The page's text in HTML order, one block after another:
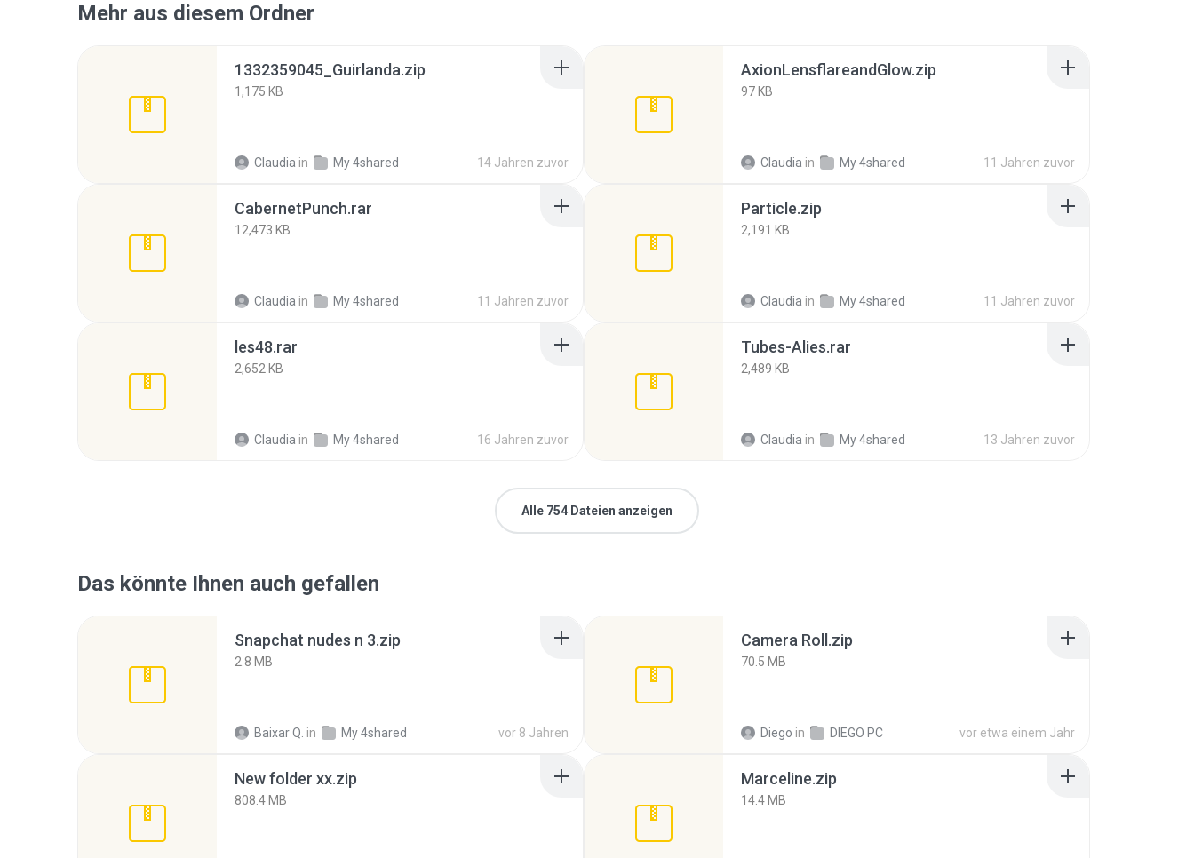
Mehr aus diesem Ordner
1332359045_Guirlanda.zip
1,175 KB
Claudia in My 4shared 14 Jahren zuvor
AxionLensflareandGlow.zip
97 KB
Claudia in My 4shared 11 Jahren zuvor
CabernetPunch.rar
12,473 KB
Claudia in My 4shared 11 Jahren zuvor
Particle.zip
2,191 KB
Claudia in My 4shared 11 Jahren zuvor
les48.rar
2,652 KB
Claudia in My 4shared 16 Jahren zuvor
Tubes-Alies.rar
2,489 KB
Claudia in My 4shared 13 Jahren zuvor
Alle 754 Dateien anzeigen
Das könnte Ihnen auch gefallen
Snapchat nudes n 3.zip
2.8 MB
Baixar Q. in My 4shared vor 8 Jahren
Camera Roll.zip
70.5 MB
Diego in DIEGO PC vor etwa einem Jahr
New folder xx.zip
808.4 MB
Marceline.zip
14.4 MB